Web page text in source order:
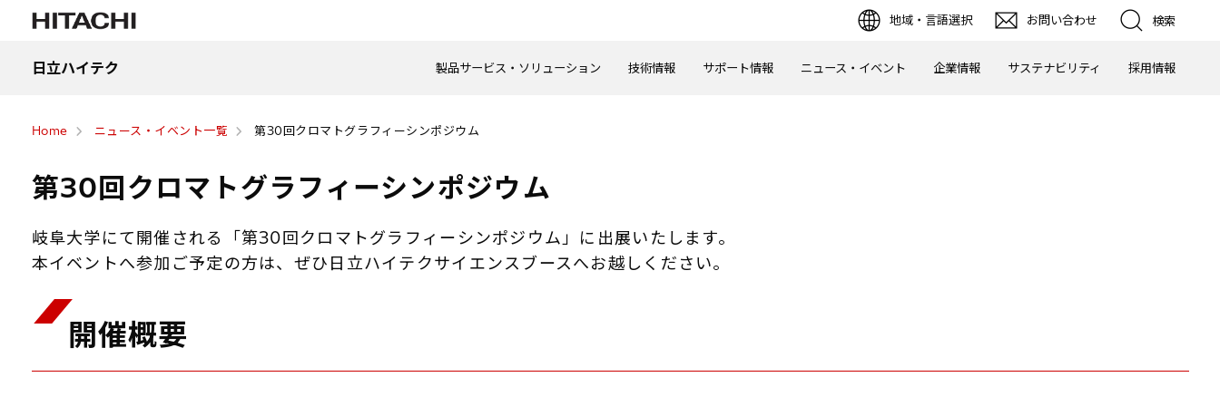
地域・言語選択 お問い合わせ 検索
日立ハイテク 製品サービス・ソリューション 技術情報 サポート情報 ニュース・イベント 企業情報 サステナビリティ 採用情報
Home ニュース・イベント一覧 第30回クロマトグラフィーシンポジウム
第30回クロマトグラフィーシンポジウム
岐阜大学にて開催される「第30回クロマトグラフィーシンポジウム」に出展いたします。
本イベントへ参加ご予定の方は、ぜひ日立ハイテクサイエンスブースへお越しください。
開催概要